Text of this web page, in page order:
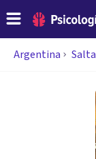
Argentina Salta